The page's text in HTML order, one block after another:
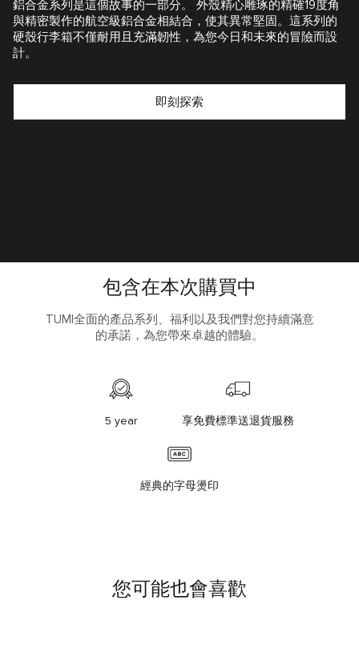
鋁合金系列是這個故事的一部分。 外殼精心雕琢的精確19度角
與精密製作的航空級鋁合金相結合，使其異常堅固。這系列的
硬殼行李箱不僅耐用且充滿韌性，為您今日和未來的冒險而設
計。
即刻探索
包含在本次購買中
TUMI全面的產品系列、福利以及我們對您持續滿意
的承諾，為您帶來卓越的體驗。
5 year 享免費標準送退貨服務
經典的字母燙印
您可能也會喜歡